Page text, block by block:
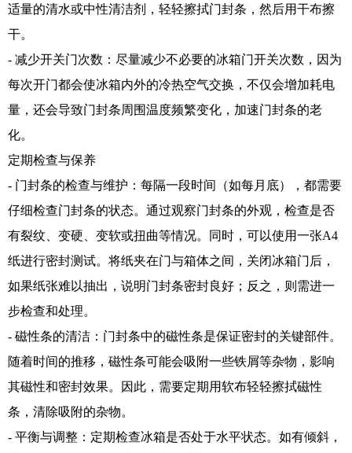
适量的清水或中性清洁剂，轻轻擦拭门封条，然后用干布擦
干。
- 减少开关门次数：尽量减少不必要的冰箱门开关次数，因为
每次开门都会使冰箱内外的冷热空气交换，不仅会增加耗电
量，还会导致门封条周围温度频繁变化，加速门封条的老
化。
定期检查与保养
- 门封条的检查与维护：每隔一段时间（如每月底），都需要
仔细检查门封条的状态。通过观察门封条的外观，检查是否
有裂纹、变硬、变软或扭曲等情况。同时，可以使用一张A4
纸进行密封测试。将纸夹在门与箱体之间，关闭冰箱门后，
如果纸张难以抽出，说明门封条密封良好；反之，则需进一
步检查和处理。
- 磁性条的清洁：门封条中的磁性条是保证密封的关键部件。
随着时间的推移，磁性条可能会吸附一些铁屑等杂物，影响
其磁性和密封效果。因此，需要定期用软布轻轻擦拭磁性
条，清除吸附的杂物。
- 平衡与调整：定期检查冰箱是否处于水平状态。如有倾斜，